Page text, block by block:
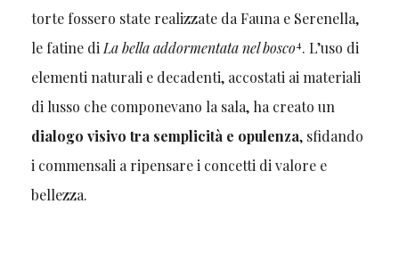
torte fossero state realizzate da Fauna e Serenella,
le fatine diLa bella addormentata nel bosco4. L’uso di
elementi naturali e decadenti, accostati ai materiali
di lusso che componevano la sala, ha creato un
dialogo visivo tra semplicità e opulenza, sfidando
i commensali a ripensare i concetti di valore e
bellezza.